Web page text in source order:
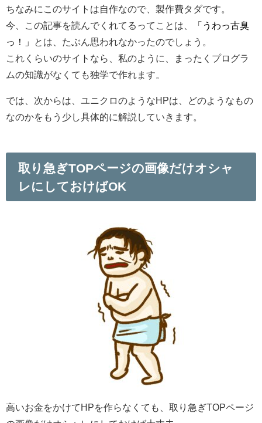
ちなみにこのサイトは自作なので、製作費タダです。
今、この記事を読んでくれてるってことは、
「うわっ古臭
っ！」
とは、たぶん思われなかったのでしょう。
これくらいのサイトなら、私のように、まったくプログラ
ムの知識がなくても独学で作れます。
では、次からは、ユニクロのようなHPは、どのようなもの
なのかをもう少し具体的に解説していきます。
取り急ぎTOPページの画像だけオシャ
レにしておけばOK
高いお金をかけてHPを作らなくても、取り急ぎTOPページ